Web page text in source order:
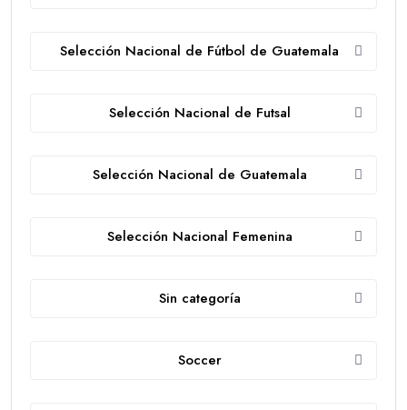
Selección Nacional de Fútbol de Guatemala
Selección Nacional de Futsal
Selección Nacional de Guatemala
Selección Nacional Femenina
Sin categoría
Soccer